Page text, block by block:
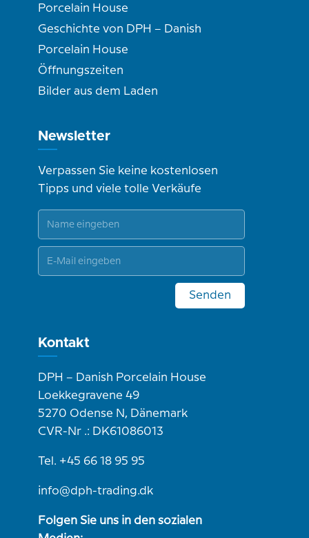
Porcelain House
Geschichte von DPH – Danish
Porcelain House
Öffnungszeiten
Bilder aus dem Laden
Newsletter
Verpassen Sie keine kostenlosen
Tipps und viele tolle Verkäufe
Senden
Kontakt
DPH – Danish Porcelain House
Loekkegravene 49
5270 Odense N, Dänemark
CVR-Nr .: DK61086013
Tel. +45 66 18 95 95
info@dph-trading.dk
Folgen Sie uns in den sozialen